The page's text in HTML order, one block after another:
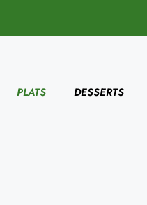
PLATS DESSERTS